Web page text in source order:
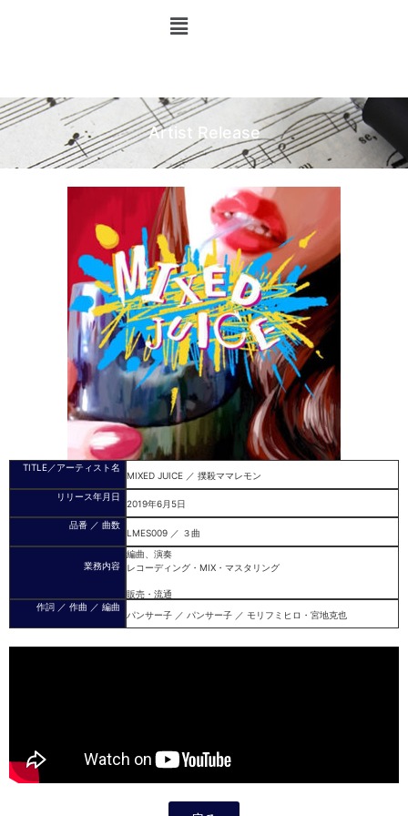
Artist Release
TITLE／アーティスト名
MIXED JUICE ／ 撲殺ママレモン
リリース年月日
2019年6月5日
品番 ／ 曲数
LMES009 ／ ３曲
業務内容
編曲、演奏
レコーディング・MIX・マスタリング
販売・流通
作詞 ／ 作曲 ／ 編曲
パンサー子 ／ パンサー子 ／ モリフミヒロ・宮地克也